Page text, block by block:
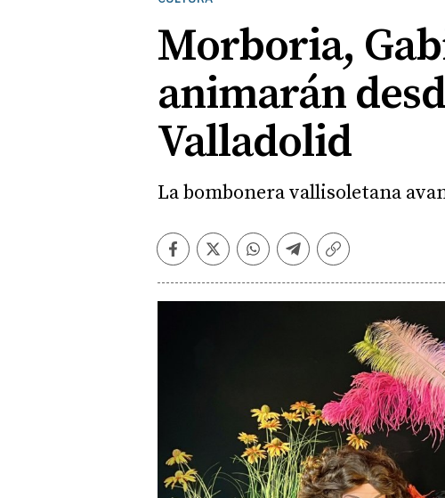
Morboria,
animarán
Valladolid
La bombonera vallisoletana
Facebook
TwitterWhatsapp
Telegram
Copiar